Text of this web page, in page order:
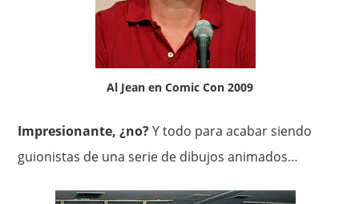
Al Jean en Comic Con 2009
Impresionante, ¿no?Y todo para acabar siendo
guionistas de una serie de dibujos animados…